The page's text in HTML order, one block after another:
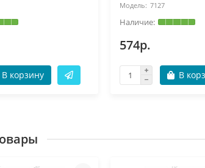
В корзину
7127
574р.
В